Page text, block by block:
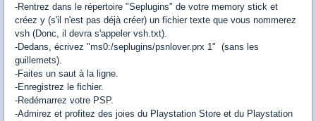
-Rentrez dans le répertoire "Seplugins" de votre memory stick et
créez y (s'il n'est pas déjà créer) un fichier texte que vous nommerez
vsh (Donc, il devra s'appeler vsh.txt).
-Dedans, écrivez "ms0:/seplugins/psnlover.prx 1" (sans les
guillemets).
-Faites un saut à la ligne.
-Enregistrez le fichier.
-Redémarrez votre PSP.
-Admirez et profitez des joies du Playstation Store et du Playstation